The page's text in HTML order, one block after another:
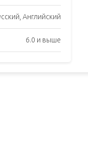
Английский
6.0 и выше